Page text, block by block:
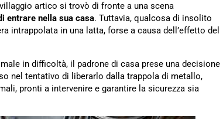
artico si trovò di fronte a una scena
entrare nella sua casa. Tuttavia, qualcosa di insolito
intrappolata in una latta, forse a causa dell’effetto del
in difficoltà, il padrone di casa prese una decisione
nel tentativo di liberarlo dalla trappola di metallo,
pronti a intervenire e garantire la sicurezza sia